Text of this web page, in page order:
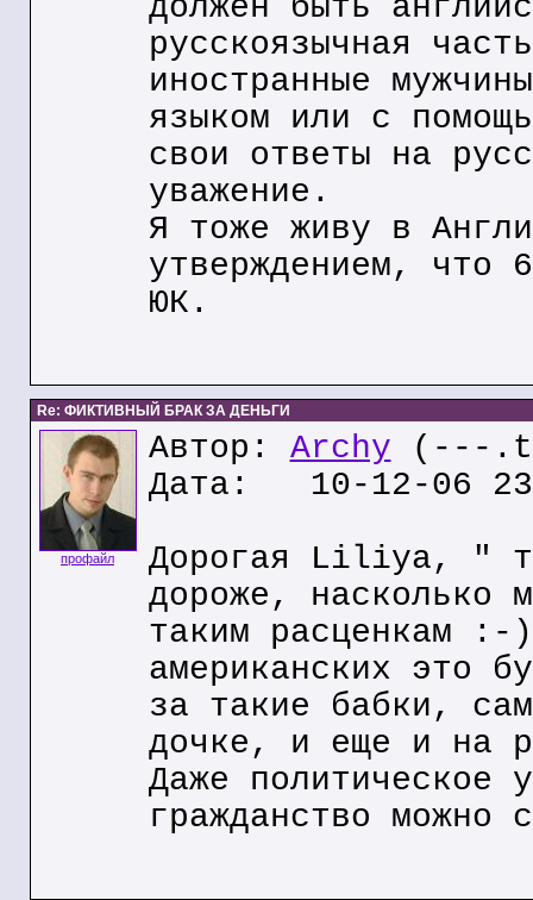
должен быть
русскоязычная
иностранные
языком или с
свои ответы на
уважение.
Я тоже живу в
утверждением, что
ЮК.
Re: ФИКТИВНЫЙ БРАК ЗА ДЕНЬГИ
профайл
Автор: Archy (---
Дата: 10-12-06
Дорогая Liliya, "
дороже, насколько
таким расценкам
американских это
за такие бабки,
дочке, и еще и на
Даже политическое
гражданство можно